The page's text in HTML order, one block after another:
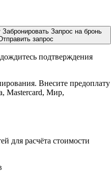
Забронировать Запрос на бронь
запрос
подтверждения
Внесите предоплату
Mastercard, Мир,
для расчёта стоимости